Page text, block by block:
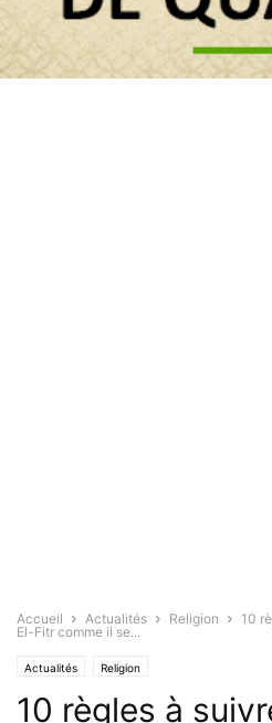
Accueil Actualités Religion
10
El-Fitr comme il se...
Actualités Religion
10 règles à